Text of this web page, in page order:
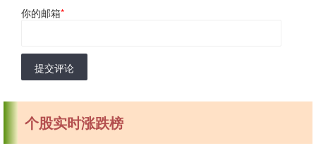
你的邮箱*
提交评论
个股实时涨跌榜